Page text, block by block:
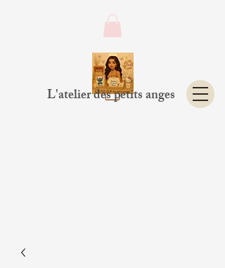
L'atelier des petits anges